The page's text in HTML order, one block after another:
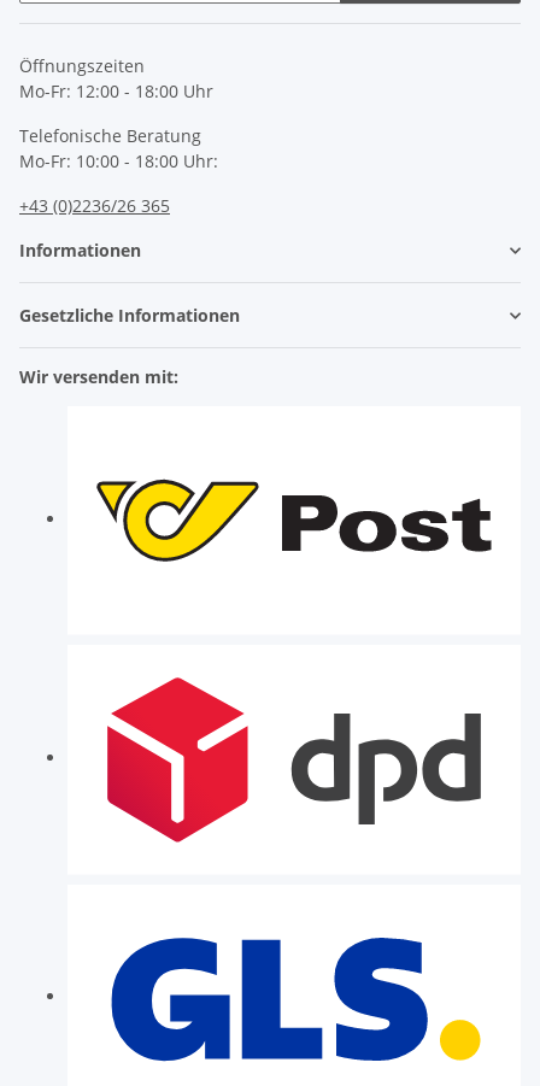
Öffnungszeiten
Mo-Fr: 12:00 - 18:00 Uhr
Telefonische Beratung
Mo-Fr: 10:00 - 18:00 Uhr:
+43 (0)2236/26 365
Informationen
Gesetzliche Informationen
Wir versenden mit: